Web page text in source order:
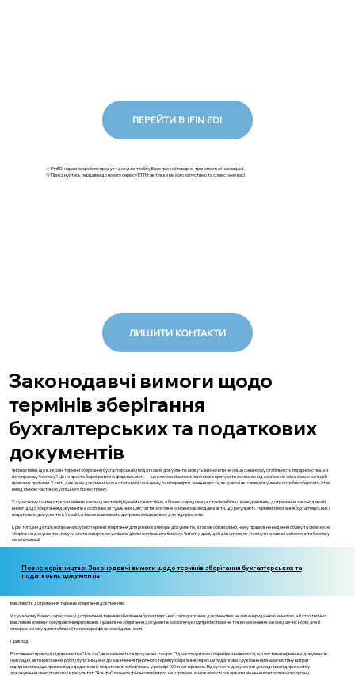
ПЕРЕЙТИ В IFIN EDI
✅ iFinEDI наразі розробляє продукт документообігу Електронної товарно-транспортної накладної.
💡Приєднуйтесь першими до нового сервісу ЕТТН: як тільки ми його запустимо та сповістимо вас!
ЛИШИТИ КОНТАКТИ
Законодавчі вимоги щодо
термінів зберігання
бухгалтерських та податкових
документів
Чи знаєте ви, що в Україні терміни зберігання бухгалтерських і податкових документів можуть визначити не лише фінансову стабільність підприємства, а й
його правову безпеку? Це не просто бюрократична формальність — це ключовий аспект, який може врятувати компанію від серйозних фінансових санкцій і
правових проблем. У світі, де кожен документ може стати вирішальним у разі перевірки, знання про те, як довго і які саме документи потрібно зберігати, стає
невід'ємною частиною успішного бізнес-плану.
У сучасному контексті, коли зміни в законодавстві відбуваються постійно, а бізнес-середовище стає все більш конкурентним, дотримання законодавчих
вимог щодо зберігання документів є особливо актуальним. Ця стаття розгляне основні законодавчі акти, що регулюють терміни зберігання бухгалтерських і
податкових документів в Україні, а також важливість дотримання цих вимог для підприємств.
Крім того, ми детально проаналізуємо терміни зберігання для різних категорій документів, а також обговоримо, чому правильне ведення обліку та своєчасне
зберігання документів можуть стати запорукою успішної діяльності вашого бізнесу. Читайте далі, щоб дізнатися, як уникнути ризиків і забезпечити безпеку
своєї компанії.
Повне керівництво: Законодавчі вимоги щодо термінів зберігання бухгалтерських та
податкових документів
Важливість дотримання термінів зберігання документів
У сучасному бізнес-середовищі дотримання термінів зберігання бухгалтерських та податкових документів є не лише юридичною вимогою, а й стратегічно
важливим елементом управління ризиками. Правильне зберігання документів забезпечує підприємствам не тільки виконання законодавчих норм, але й
створює основу для стабільної та прозорої фінансової діяльності.
Приклад
Розглянемо приклад підприємства "Альфа", яке займається продажем товарів. Під час податкової перевірки виявилося, що частина первинних документів
(накладні, акти виконаних робіт) була знищена до закінчення трирічного терміну зберігання. Через це податкова служба не визнала частину витрат
підприємства, що призвело до додаткових податкових зобов'язань у розмірі 100 тисяч гривень. Відсутність документів ускладнила підприємству
доказування своєї правоти, і в результаті "Альфа" зазнала фінансових втрат, не отримавши можливості оскаржити рішення контролюючого органу.